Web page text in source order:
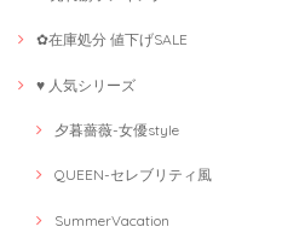
✿在庫処分 値下げSALE
♥ 人気シリーズ
夕暮薔薇-女優style
QUEEN-セレブリティ風
SummerVacation